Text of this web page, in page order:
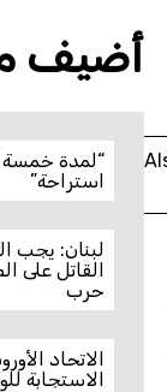
أضيف
استراحة”
لبنان: يجب
القاتل على
حرب
الاتحاد
الاستجابة